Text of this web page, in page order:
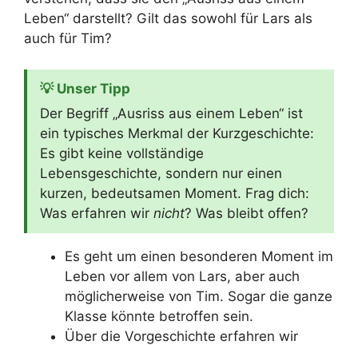
Leben“ darstellt? Gilt das sowohl für Lars als
auch für Tim?
💡 Unser Tipp
Der Begriff „Ausriss aus einem Leben“ ist
ein typisches Merkmal der Kurzgeschichte:
Es gibt keine vollständige
Lebensgeschichte, sondern nur einen
kurzen, bedeutsamen Moment. Frag dich:
Was erfahren wir nicht? Was bleibt offen?
Es geht um einen besonderen Moment im
Leben vor allem von Lars, aber auch
möglicherweise von Tim. Sogar die ganze
Klasse könnte betroffen sein.
Über die Vorgeschichte erfahren wir